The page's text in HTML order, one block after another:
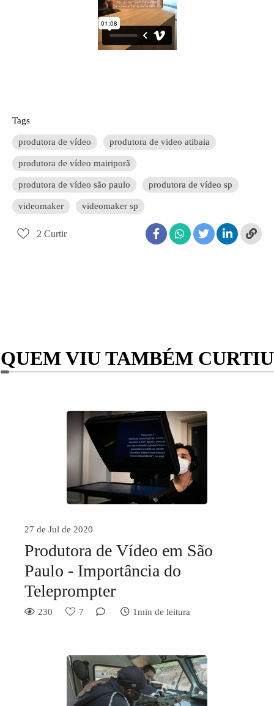
Tags
produtora de vídeo produtora de video atibaia
produtora de vídeo mairiporã
produtora de vídeo são paulo produtora de vídeo sp
videomaker videomaker sp
2 Curtir
QUEM VIU TAMBÉM CURTIU
27 de Jul de 2020
Produtora de Vídeo em São
Paulo - Importância do
Teleprompter
230 7 1min de leitura